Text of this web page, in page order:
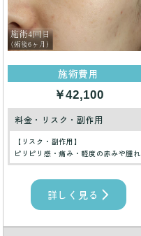
施術費用
￥42,100
料金・リスク・副作用
【リスク・副作用】
ピリピリ感・痛み・軽度の赤みや腫れ
詳しく見る